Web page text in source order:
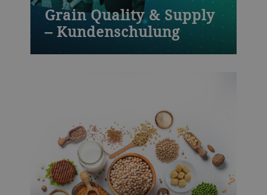
Grain Quality & Supply
– Kundenschulung
Kompetente Mitarbeiter – ohne sie läuft
durchgeführt werden und Ihre
Produktionsstandorte möglichst immer
verfügbar sind.